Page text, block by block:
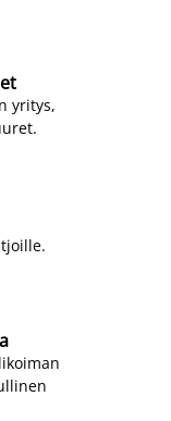
yritys,